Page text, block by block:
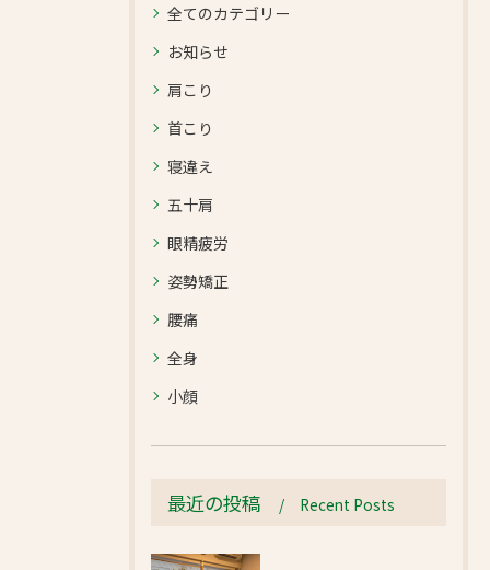
全てのカテゴリー
お知らせ
肩こり
首こり
寝違え
五十肩
眼精疲労
姿勢矯正
腰痛
全身
小顔
最近の投稿 Recent Posts